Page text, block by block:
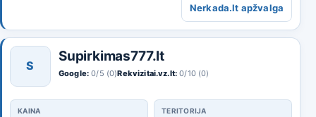
Nerkada.lt apžvalga
S
Supirkimas777.lt
Google: 0/5 (0)Rekvizitai.vz.lt: 0/10 (0)
KAINA TERITORIJA